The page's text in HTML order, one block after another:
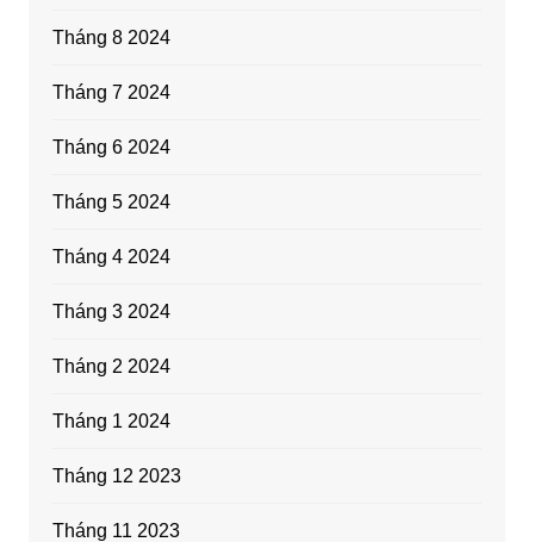
Tháng 8 2024
Tháng 7 2024
Tháng 6 2024
Tháng 5 2024
Tháng 4 2024
Tháng 3 2024
Tháng 2 2024
Tháng 1 2024
Tháng 12 2023
Tháng 11 2023